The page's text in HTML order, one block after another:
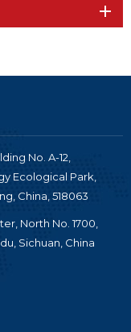
No. A-12,
Ecological Park,
China, 518063
North No. 1700,
Sichuan, China